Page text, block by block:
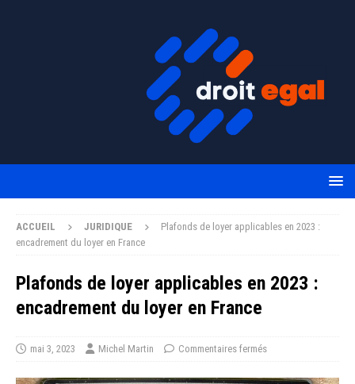
ACCUEIL JURIDIQUE
Plafonds de loyer applicables en 2023 :
encadrement du loyer en France
Plafonds de loyer applicables en 2023 :
encadrement du loyer en France
mai 3, 2023 Michel Martin Commentaires fermés